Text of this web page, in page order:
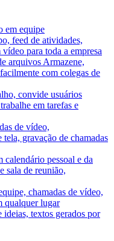
em equipe
feed de atividades,
para toda a empresa
arquivos Armazene,
com colegas de
convide usuários
em tarefas e
de vídeo,
gravação de chamadas
calendário pessoal e da
sala de reunião,
chamadas de vídeo,
qualquer lugar
textos gerados por